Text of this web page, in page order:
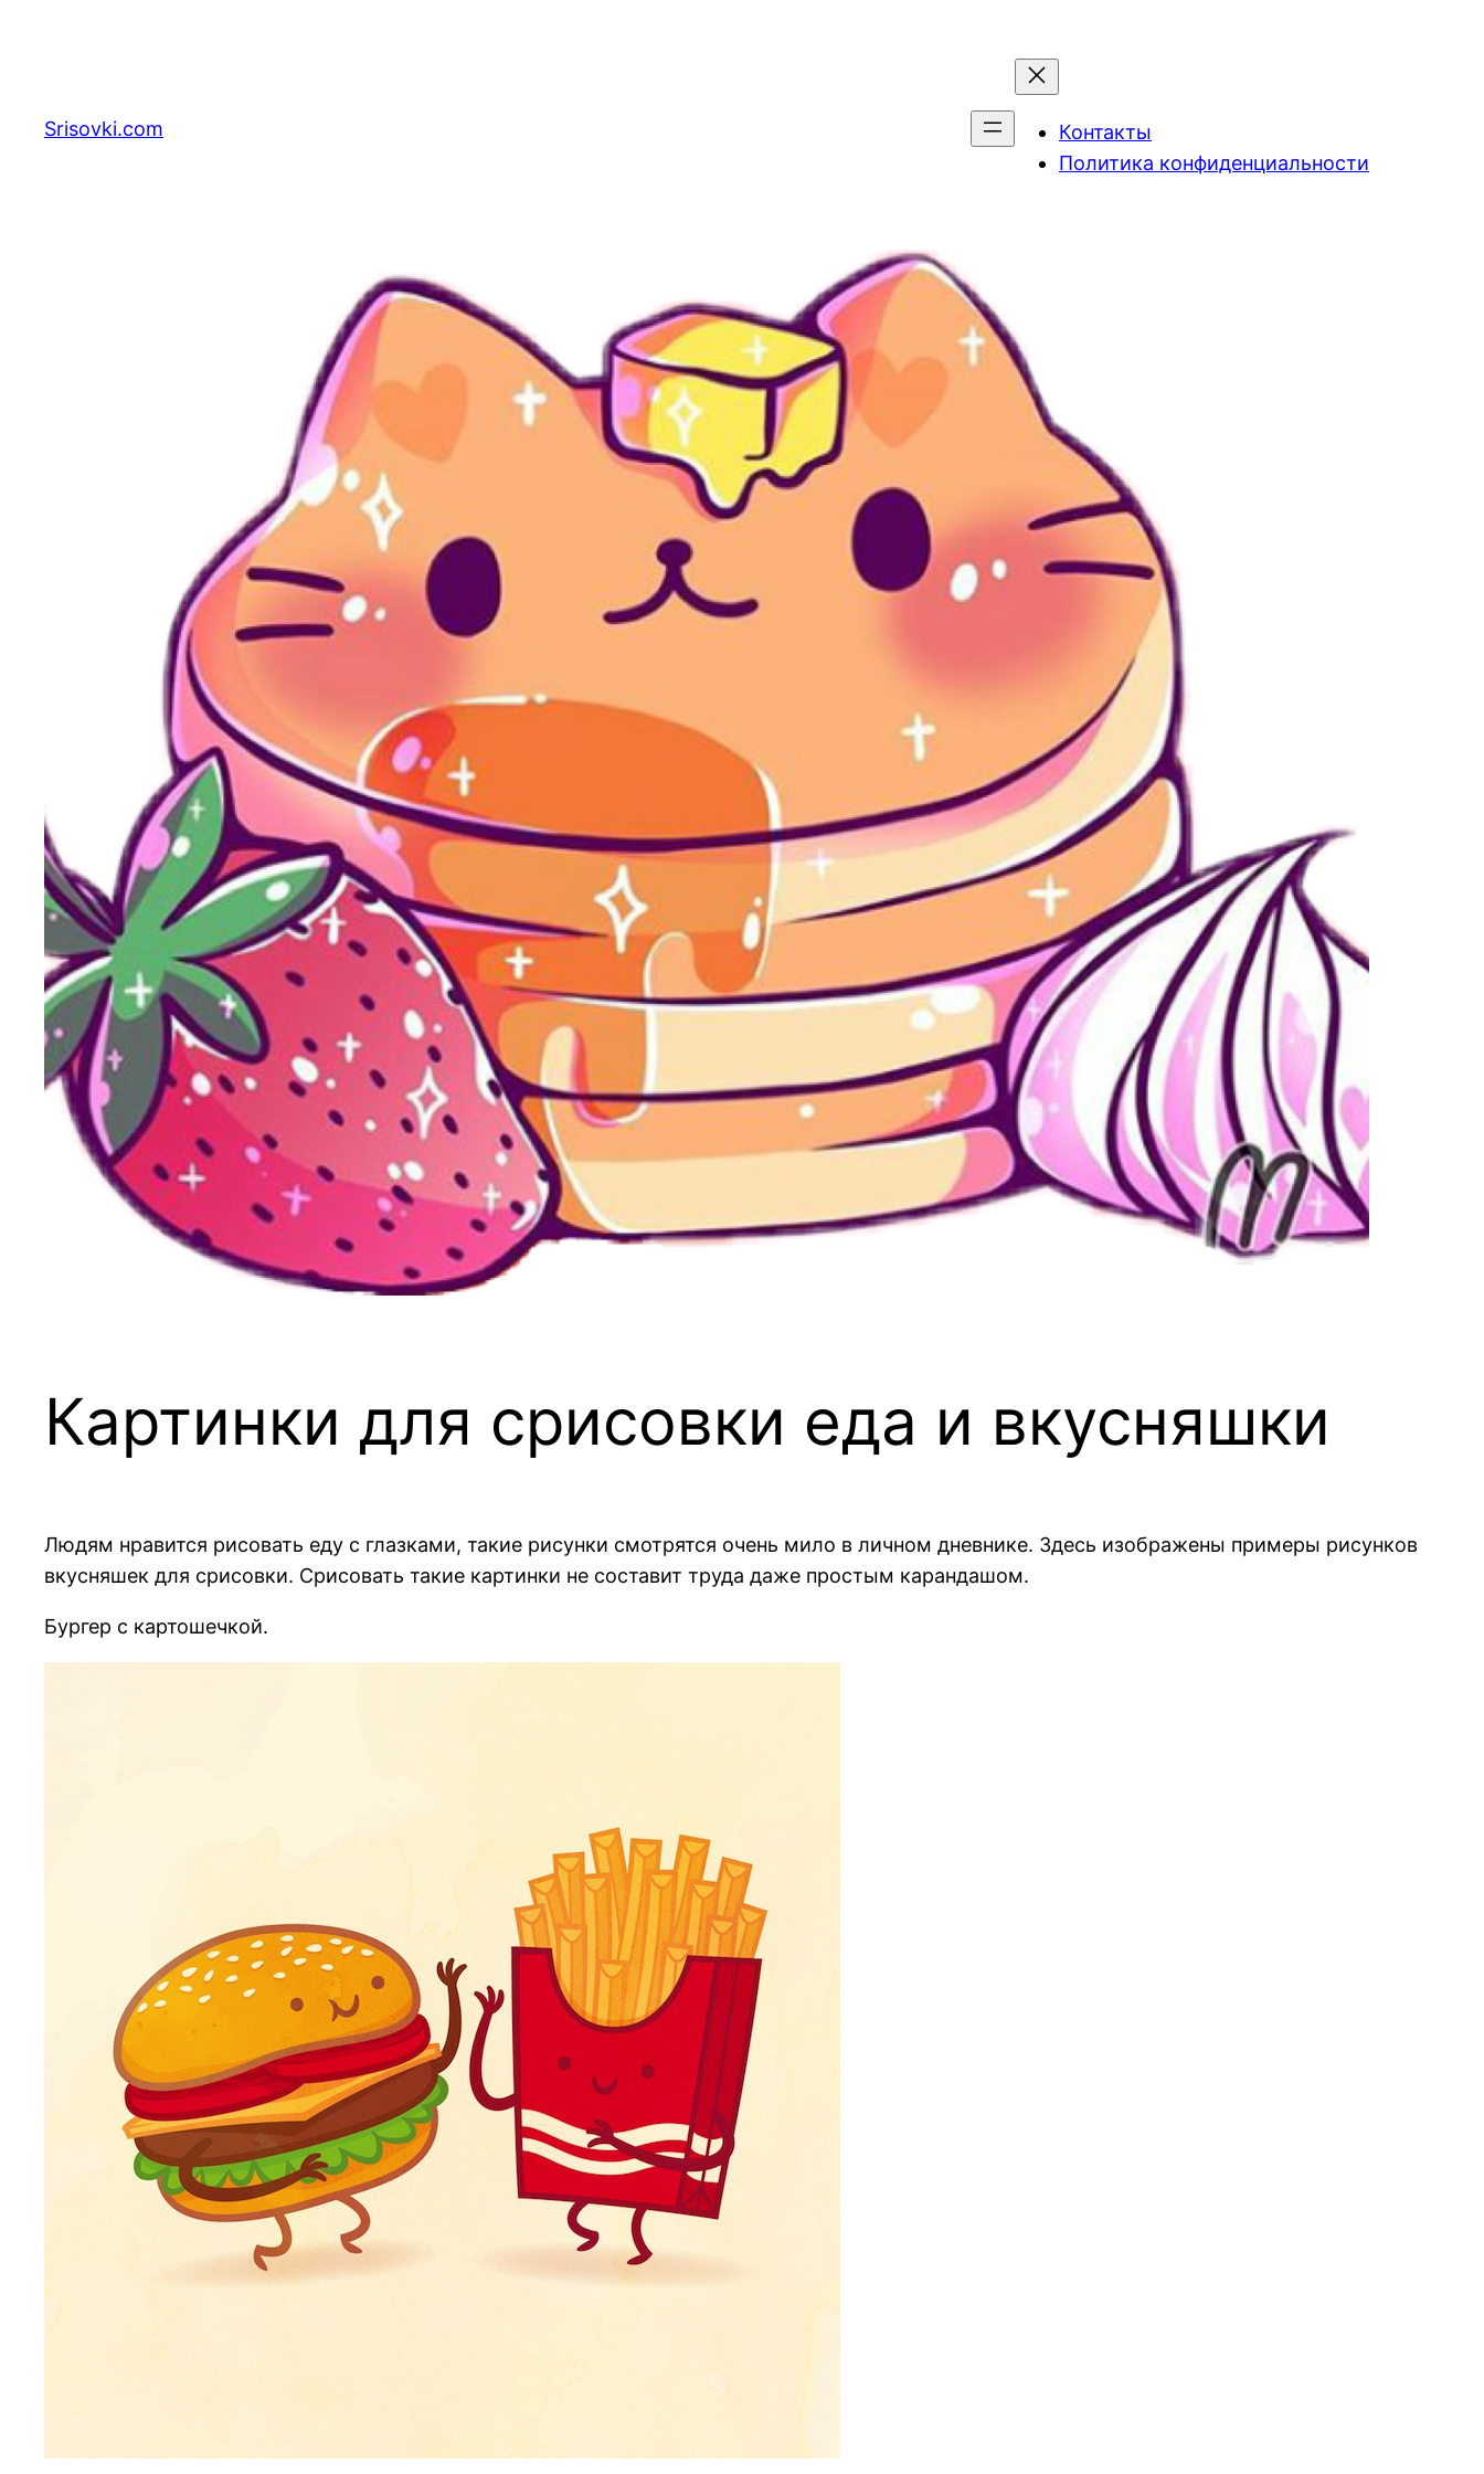
Srisovki.com
Контакты
Политика конфиденциальности
Картинки для срисовки еда и вкусняшки
Людям нравится рисовать еду с глазками, такие рисунки смотрятся очень мило в личном дневнике. Здесь изображены примеры рисунков
вкусняшек для срисовки. Срисовать такие картинки не составит труда даже простым карандашом.
Бургер с картошечкой.